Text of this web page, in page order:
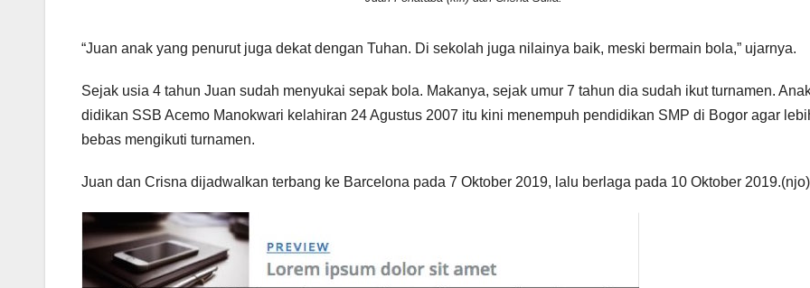
“Juan anak yang penurut juga dekat dengan Tuhan. Di sekolah juga nilainya baik, meski bermain bola,” ujarnya.
Sejak usia 4 tahun Juan sudah menyukai sepak bola. Makanya, sejak umur 7 tahun dia sudah ikut turnamen.
didikan SSB Acemo Manokwari kelahiran 24 Agustus 2007 itu kini menempuh pendidikan SMP di Bogor agar
bebas mengikuti turnamen.
Juan dan Crisna dijadwalkan terbang ke Barcelona pada 7 Oktober 2019, lalu berlaga pada 10 Oktober 2019.(njo)